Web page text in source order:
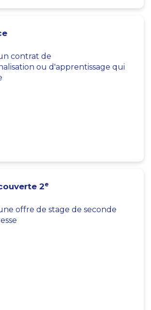
contrat de
ou d'apprentissage qui
2e
offre de stage de seconde